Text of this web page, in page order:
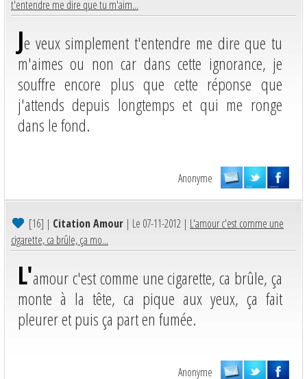
t'entendre me dire que tu m'aim...
Je veux simplement t'entendre me dire que tu
m'aimes ou non car dans cette ignorance, je
souffre encore plus que cette réponse que
j'attends depuis longtemps et qui me ronge
dans le fond.
Anonyme
[16] | Citation Amour | Le 07-11-2012 | L'amour c'est comme une
cigarette, ca brûle, ça mo...
L'amour c'est comme une cigarette, ca brûle, ça
monte à la tête, ca pique aux yeux, ça fait
pleurer et puis ça part en fumée.
Anonyme